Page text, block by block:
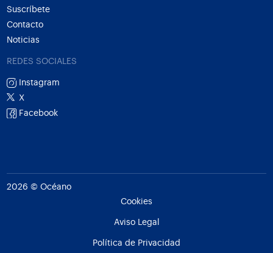
Suscríbete
Contacto
Noticias
REDES SOCIALES
Instagram
X
Facebook
2026 © Océano
Cookies
Aviso Legal
Política de Privacidad